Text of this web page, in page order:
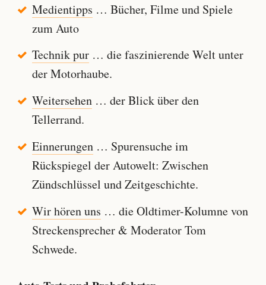
Medientipps … Bücher, Filme und Spiele
zum Auto
Technik pur… die faszinierende Welt unter
der Motorhaube.
Weitersehen… der Blick über den
Tellerrand.
Einnerungen… Spurensuche im
Rückspiegel der Autowelt: Zwischen
Zündschlüssel und Zeitgeschichte.
Wir hören uns … die Oldtimer-Kolumne von
Streckensprecher & Moderator Tom
Schwede.